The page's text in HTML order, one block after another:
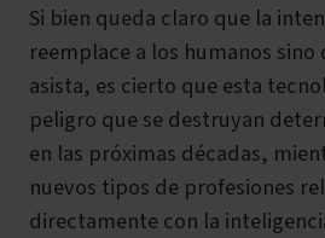
Si bien queda claro que la
reemplace a los humanos sino
asista, es cierto que esta
peligro que se destruyan
en las próximas décadas,
nuevos tipos de profesiones
directamente con la